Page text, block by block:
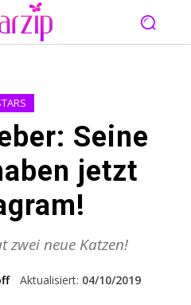
Seine
jetzt
zwei neue Katzen!
Aktualisiert: 04/10/2019